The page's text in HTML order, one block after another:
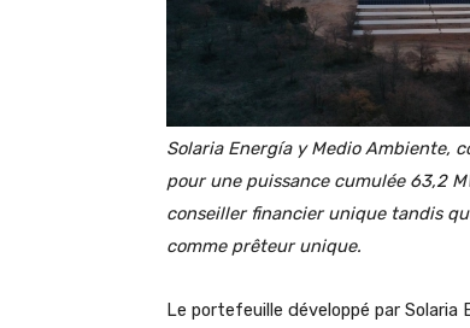
Solaria Energía y Medio Ambiente,
pour une puissance cumulée 63,2
conseiller financier unique tandis
comme prêteur unique.
Le portefeuille développé par